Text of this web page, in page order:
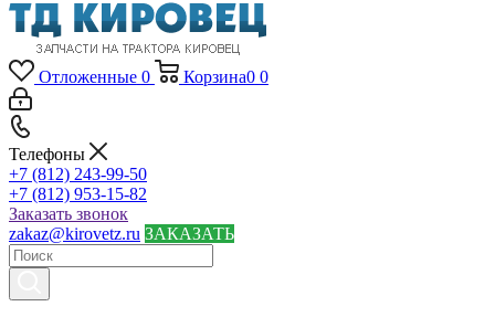
Отложенные 0 Корзина0 0
Телефоны
+7 (812) 243-99-50
+7 (812) 953-15-82
Заказать звонок
zakaz@kirovetz.ru ЗАКАЗАТЬ